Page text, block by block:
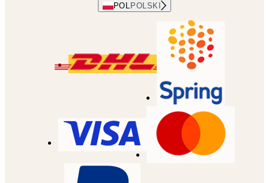
POL POLSKI